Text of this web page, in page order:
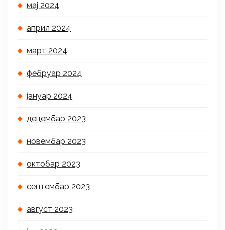
мај 2024
април 2024
март 2024
фебруар 2024
јануар 2024
децембар 2023
новембар 2023
октобар 2023
септембар 2023
август 2023